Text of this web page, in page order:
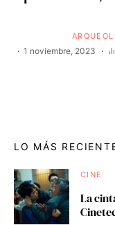
1 noviembre, 2023
LO MÁS
CINE
La